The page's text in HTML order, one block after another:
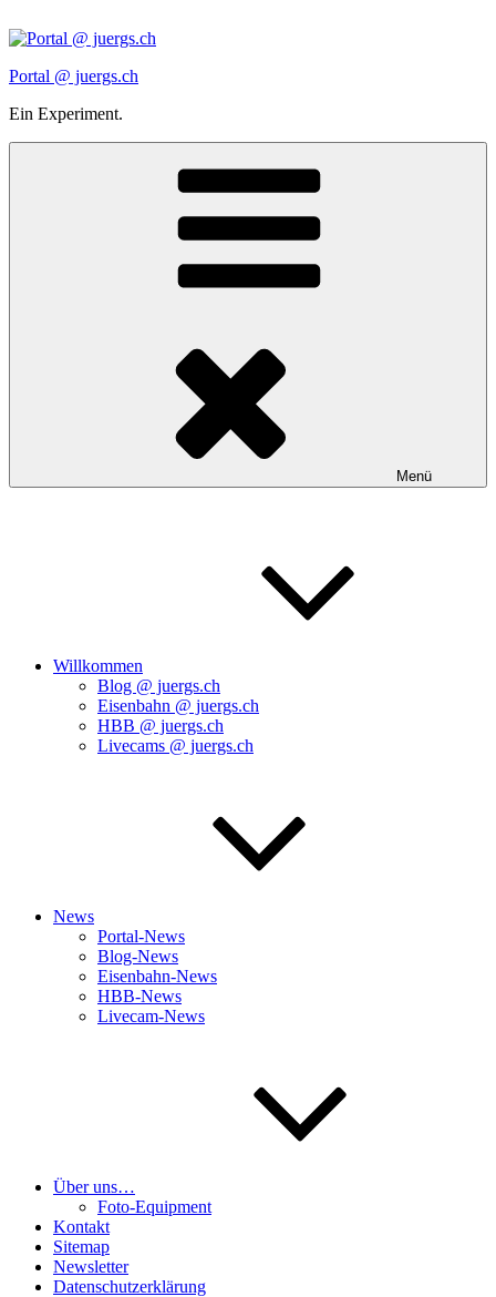
Inhalt
Portal @ juergs.ch
Ein Experiment.
Menü
Willkommen
Blog @ juergs.ch
Eisenbahn @ juergs.ch
HBB @ juergs.ch
Livecams @ juergs.ch
News
Portal-News
Blog-News
Eisenbahn-News
HBB-News
Livecam-News
Über uns…
Foto-Equipment
Kontakt
Sitemap
Newsletter
Datenschutzerklärung